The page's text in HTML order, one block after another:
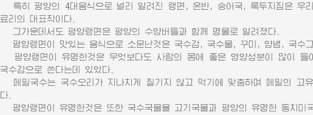
특히 평양의 4대음식으로 널리 알려진 랭면, 온반, 숭어국, 록두지짐은 우
료리의 대표작이다.
그가운데서도 평양랭면은 평양의 수양버들과 함께 명물로 알려졌다.
평양랭면이 맛있는 음식으로 소문난것은 국수감, 국수물, 꾸미, 양념, 국수
평양랭면이 유명한것은 무엇보다도 사람의 몸에 좋은 영양성분이 많이 들
국수감으로 쓴다는데 있었다.
메밀국수는 국수오리가 지나치게 질기지 않고 먹기에 맞춤하며 메밀의 고
다.
평양랭면이 유명한것은 또한 국수국물을 고기국물과 평양의 유명한 동치미